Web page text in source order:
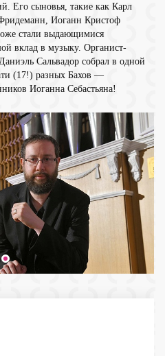
Его сыновья, такие как Карл
Иоганн Кристоф
стали выдающимися
вклад в музыку. Органист-
Сальвадор собрал в одной
(17!) разных Бахов —
Иоганна Себастьяна!